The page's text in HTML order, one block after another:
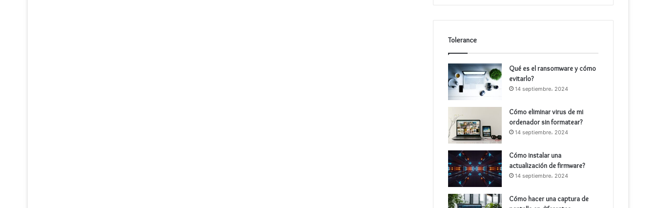
Tolerance
Qué es el ransomware y cómo
evitarlo?
14 septiembre، 2024
Cómo eliminar virus de mi
ordenador sin formatear?
14 septiembre، 2024
Cómo instalar una
actualización de firmware?
14 septiembre، 2024
Cómo hacer una captura de